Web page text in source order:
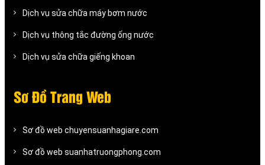
Dịch vụ sửa chữa máy bơm nước
Dịch vụ thông tắc đường ống nước
Dịch vụ sửa chữa giếng khoan
Sơ Đồ Trang Web
Sơ đồ web chuyensuanhagiare.com
Sơ đồ web suanhatruongphong.com